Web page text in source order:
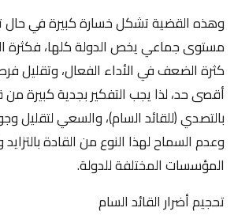
وهذه القضية تشكل خسارة كبيرة في
مستوى جماعي يخص الدولة كلها، فكثرة
كثرة الضعف في الأداء الفعال، وتقليل
أقصى حد، لذا يجب التفكير بجدية كبيرة من
بالتصدي (للقائد السام)، والسعي لتقليل
وعدم السماح لهذا النوع من القادة
المؤسسات المختلفة للدولة.
تحجيم أضرار القائد السام